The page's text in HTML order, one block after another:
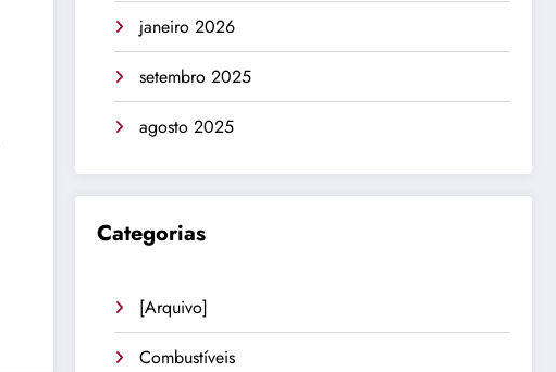
janeiro 2026
setembro 2025
agosto 2025
Categorias
[Arquivo]
Combustíveis